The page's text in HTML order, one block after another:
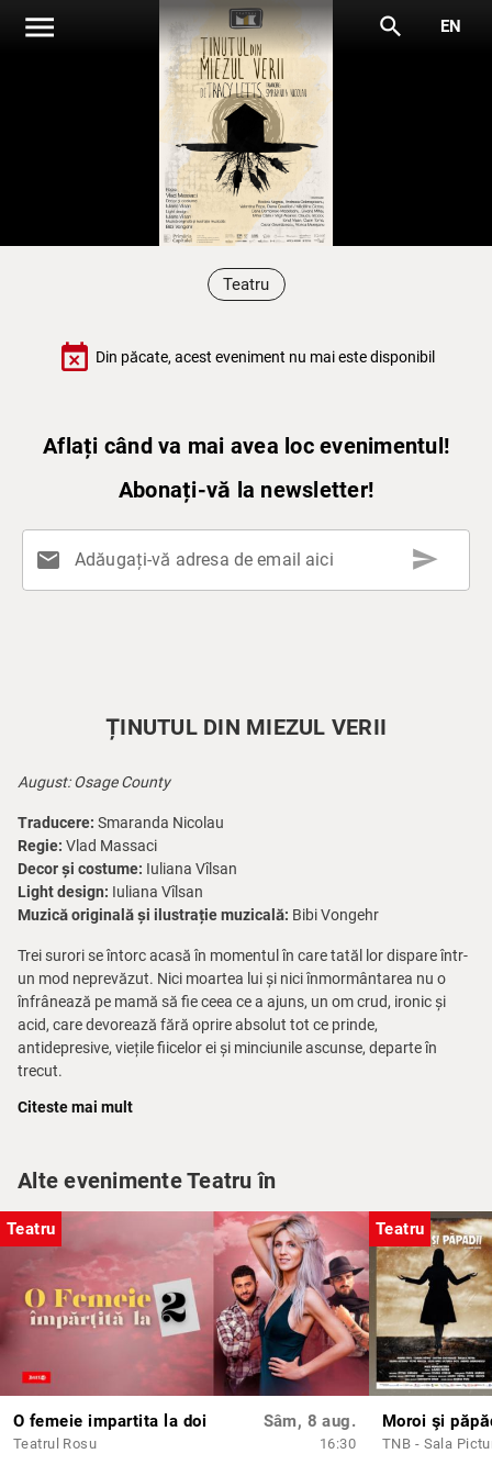
menu search EN
Teatru
event_busy Din păcate, acest eveniment nu mai este disponibil
Aflați când va mai avea loc evenimentul!
Abonați-vă la newsletter!
mail Adăugați-vă adresa de email aici send
ȚINUTUL DIN MIEZUL VERII
August: Osage County
Traducere: Smaranda Nicolau
Regie: Vlad Massaci
Decor și costume: Iuliana Vîlsan
Light design: Iuliana Vîlsan
Muzică originală și ilustrație muzicală: Bibi Vongehr
Trei surori se întorc acasă în momentul în care tatăl lor dispare într-
un mod neprevăzut. Nici moartea lui și nici înmormântarea nu o
înfrânează pe mamă să fie ceea ce a ajuns, un om crud, ironic și
acid, care devorează fără oprire absolut tot ce prinde,
antidepresive, viețile fiicelor ei și minciunile ascunse, departe în
trecut.
Ținutul din miezul verii
Pulitzer pentru dramaturgie.
Distribuție:Violet - Rodica Negrea
Barbara - Andreea Grămoșteanu
Ivy - Valentina Popa
Karen - Diana Cavallioti / Mădălina Ciotea
Mattie - Dana Dembinski-Medeleanu
Jean - Silvana Mihai
Bill - Mihai Călin / Virgil Aioanei
Charles - Claudiu Istodor
Steve - Cuzin Toma
Șeriful - Cezar Grumăzescu
Citeste mai mult
Alte evenimente Teatru în
Teatru
O femeie impartita la doi
Teatrul Rosu
Sâm, 8 aug.
16:30
Teatru
Moroi şi
TNB - Sala